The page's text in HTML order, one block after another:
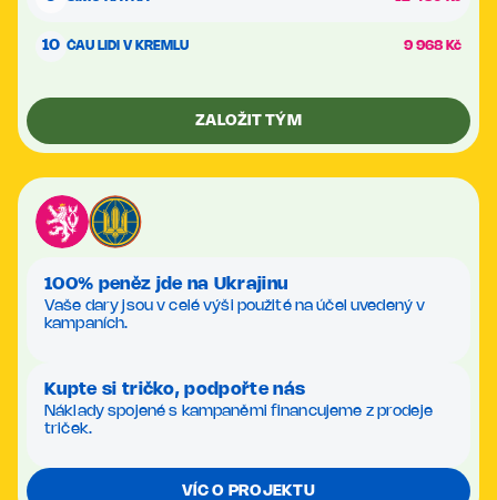
10 ČAU LIDI V KREMLU 9 968 Kč
ZALOŽIT TÝM
100% peněz jde na Ukrajinu
Vaše dary jsou v celé výši použité na účel uvedený v
kampaních.
Kupte si tričko, podpořte nás
Náklady spojené s kampaněmi financujeme z prodeje
triček.
VÍC O PROJEKTU